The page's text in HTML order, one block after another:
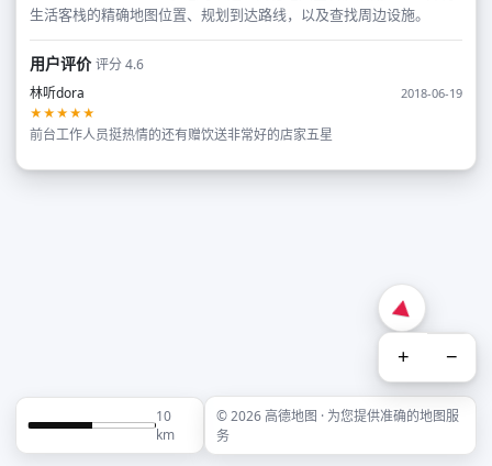
生活客栈的精确地图位置、规划到达路线，以及查找周边设施。
用户评价评分 4.6
林听dora
2018-06-19
★★★★★
前台工作人员挺热情的还有赠饮送非常好的店家五星
+ −
10
km
© 2026 高德地图 · 为您提供准确的地图服
务